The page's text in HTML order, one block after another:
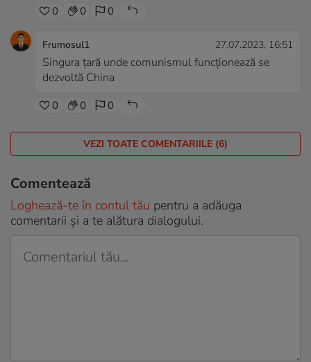
0 0 0
Frumosul1 27.07.2023, 16:51
Singura țară unde comunismul funcționează se
dezvoltă China
0 0 0
VEZI TOATE COMENTARIILE (6)
Comentează
Loghează-te în contul tău pentru a adăuga
comentarii și a te alătura dialogului.